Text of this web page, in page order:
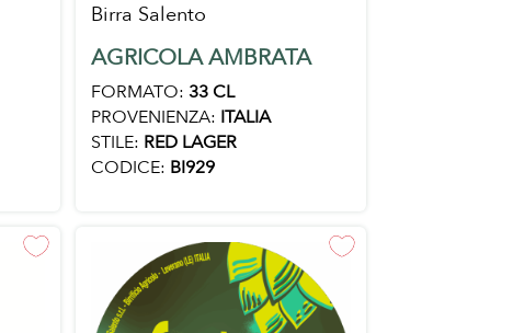
Birra Salento
AGRICOLA AMBRATA
FORMATO: 33 CL
PROVENIENZA: ITALIA
STILE: RED LAGER
CODICE: BI929